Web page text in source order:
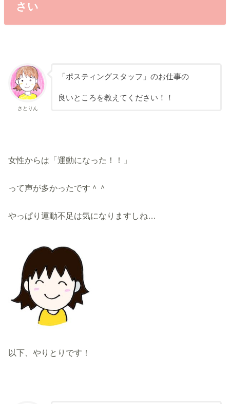
さい
さとりん
「ポスティングスタッフ」のお仕事の
良いところを教えてください！！
女性からは「運動になった！！」
って声が多かったです＾＾
やっぱり運動不足は気になりますしね…
以下、やりとりです！